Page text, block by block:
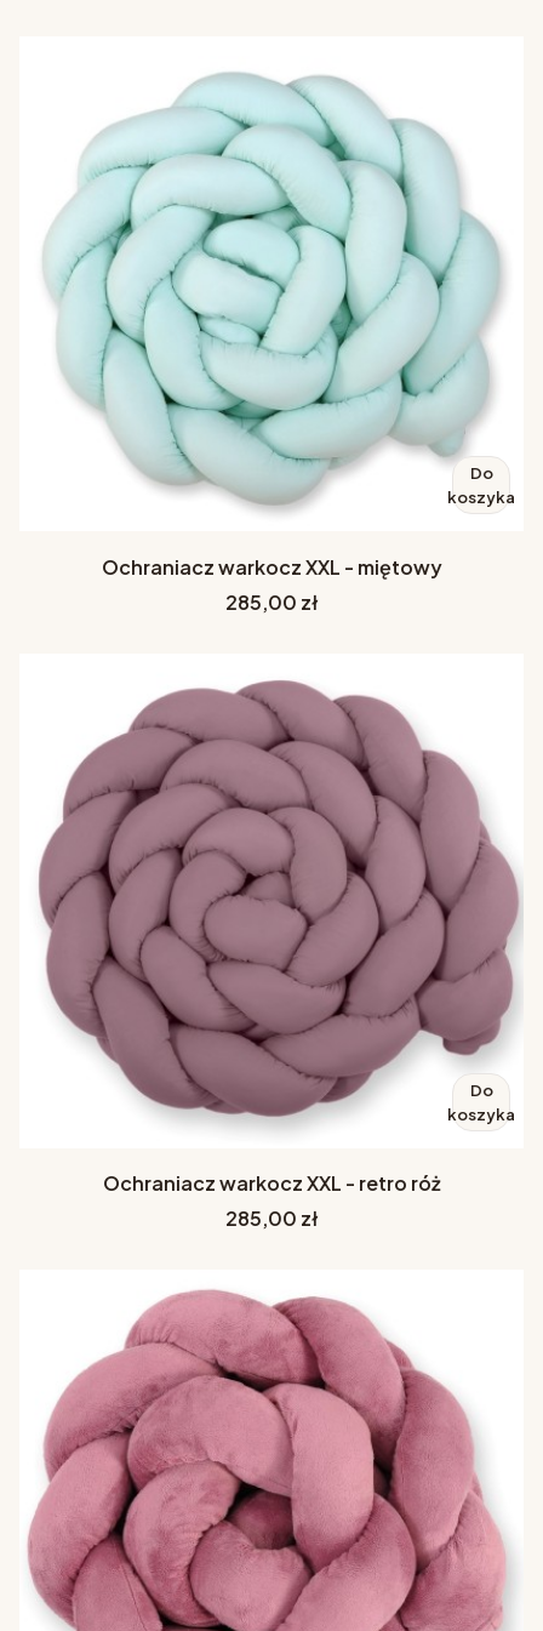
Do
koszyka
Ochraniacz warkocz XXL - miętowy
Cena
285,00 zł
Do
koszyka
Ochraniacz warkocz XXL - retro róż
Cena
285,00 zł